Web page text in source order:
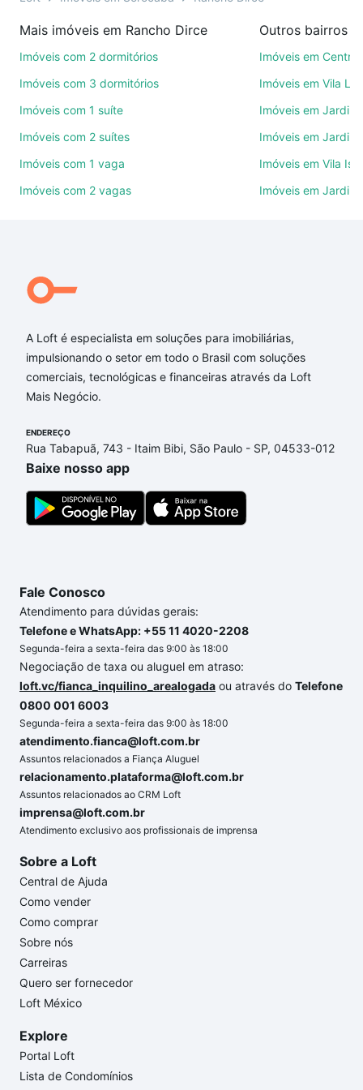
Como escolher um imóvel?
Use barra de busca no topo para pesquisar por
também pode usar os filtros como quantidade de
quartos, suítes, com ou sem vaga de garagem para
combinar perfeitamente com o preço, metragem e
festas ou área verde e encontrar Imóveis à venda
Sorocaba, SP?
Imóveis à venda em Rancho Dirce, Sorocaba, SP
que custam a partir de R$ 0 e com nossas opções
de financiamento imobiliário as parcelas podem se
adequar ao seu orçamento. Se ainda tem alguma
compra, veja em nosso portal
um apartamento
e conte com a gente para comprar
o imóvel dos seus sonhos com segurança e
conforto. Loft, com você até as chaves.
Mais imóveis em Rancho Dirce
Imóveis com 2 dormitórios
Imóveis com 3 dormitórios
Imóveis com 1 suíte
Imóveis com 2 suítes
Imóveis com 1 vaga
Imóveis com 2 vagas
Outros bairros
Imóveis em Centro
Imóveis em Vila
Imóveis em Jardim
Imóveis em Jardim
Imóveis em Vila
Imóveis em Jardim
A Loft é especialista em soluções para imobiliárias,
impulsionando o setor em todo o Brasil com soluções
comerciais, tecnológicas e financeiras através da Loft
Mais Negócio.
ENDEREÇO
Rua Tabapuã, 743 - Itaim Bibi, São Paulo - SP, 04533-012
Baixe nosso app
Fale Conosco
Atendimento para dúvidas gerais:
Telefone e WhatsApp: +55 11 4020-2208
Segunda-feira a sexta-feira das 9:00 às 18:00
Negociação de taxa ou aluguel em atraso:
loft.vc/fianca_inquilino_arealogada ou através do Telefone
0800 001 6003
Segunda-feira a sexta-feira das 9:00 às 18:00
atendimento.fianca@loft.com.br
Assuntos relacionados a Fiança Aluguel
relacionamento.plataforma@loft.com.br
Assuntos relacionados ao CRM Loft
imprensa@loft.com.br
Atendimento exclusivo aos profissionais de imprensa
Sobre a Loft
Central de Ajuda
Como vender
Como comprar
Sobre nós
Carreiras
Quero ser fornecedor
Loft México
Explore
Portal Loft
Lista de Condomínios